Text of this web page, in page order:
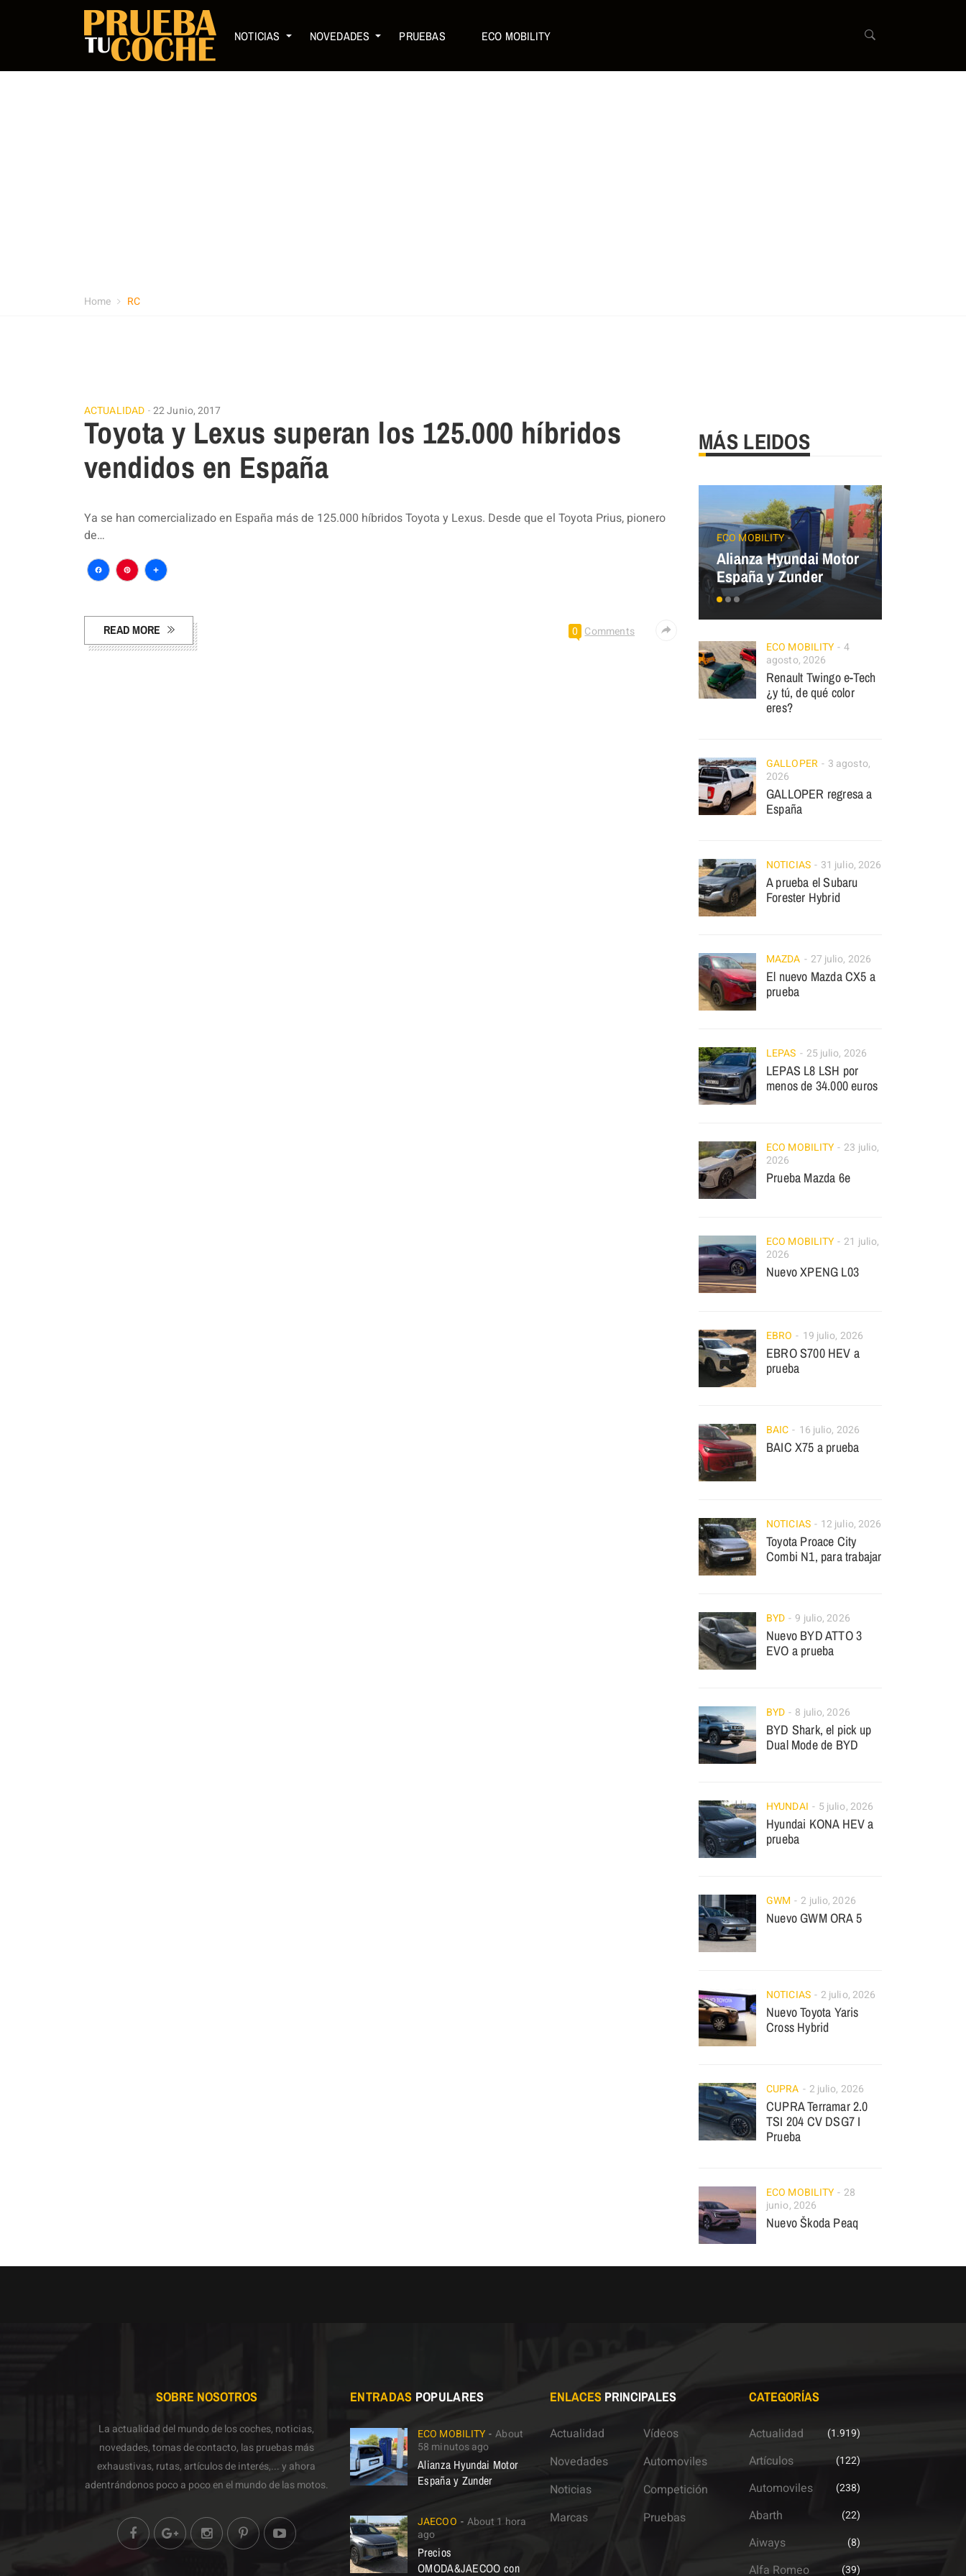
NOTICIAS NOVEDADES PRUEBAS ECO MOBILITY
Home RC
ACTUALIDAD 22 Junio, 2017
Toyota y Lexus superan los 125.000 híbridos
vendidos en España
Ya se han comercializado en España más de 125.000 híbridos Toyota y Lexus. Desde que el Toyota Prius, pionero
de…
Facebook
Pinterest
Compartir
READ MORE 0 Comments
MÁS LEIDOS
ECO MOBILITY
Alianza Hyundai Motor
España y Zunder
ECO MOBILITY
4
agosto, 2026
Renault Twingo e-Tech
¿y tú, de qué color
eres?
GALLOPER
3 agosto,
2026
GALLOPER regresa a
España
NOTICIAS 31 julio, 2026
A prueba el Subaru
Forester Hybrid
MAZDA 27 julio, 2026
El nuevo Mazda CX5 a
prueba
LEPAS 25 julio, 2026
LEPAS L8 LSH por
menos de 34.000 euros
ECO MOBILITY
23 julio,
2026
Prueba Mazda 6e
ECO MOBILITY
21 julio,
2026
Nuevo XPENG L03
EBRO 19 julio, 2026
EBRO S700 HEV a
prueba
BAIC 16 julio, 2026
BAIC X75 a prueba
NOTICIAS 12 julio, 2026
Toyota Proace City
Combi N1, para trabajar
BYD 9 julio, 2026
Nuevo BYD ATTO 3
EVO a prueba
BYD 8 julio, 2026
BYD Shark, el pick up
Dual Mode de BYD
HYUNDAI 5 julio, 2026
Hyundai KONA HEV a
prueba
GWM 2 julio, 2026
Nuevo GWM ORA 5
NOTICIAS 2 julio, 2026
Nuevo Toyota Yaris
Cross Hybrid
CUPRA 2 julio, 2026
CUPRA Terramar 2.0
TSI 204 CV DSG7 I
Prueba
ECO MOBILITY
28
junio, 2026
Nuevo Škoda Peaq
SOBRE NOSOTROS
La actualidad del mundo de los coches, noticias,
novedades, tomas de contacto, las pruebas más
exhaustivas, rutas, artículos de interés,... y ahora
adentrándonos poco a poco en el mundo de las motos.
ENTRADAS POPULARES
ECO MOBILITY
About
58 minutos ago
Alianza Hyundai Motor
España y Zunder
JAECOO
About 1 hora
ago
Precios
OMODA&JAECOO con
ENLACESPRINCIPALES
Actualidad
Novedades
Noticias
Marcas
Vídeos
Automoviles
Competición
Pruebas
CATEGORÍAS
Actualidad (1.919)
Artículos (122)
Automoviles (238)
Abarth (22)
Aiways (8)
Alfa Romeo (39)